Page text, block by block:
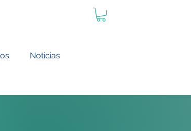
Noticias